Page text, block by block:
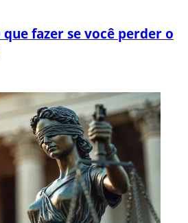
que fazer se você perder o